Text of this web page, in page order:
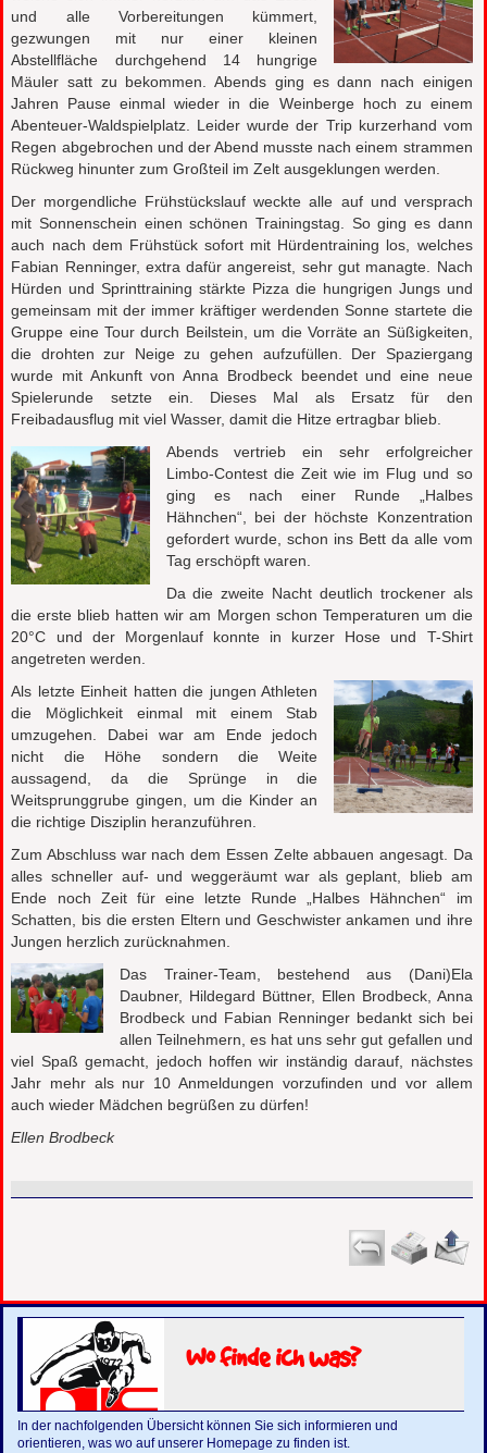
und alle Vorbereitungen kümmert,
gezwungen mit nur einer kleinen
Abstellfläche durchgehend 14 hungrige
Mäuler satt zu bekommen. Abends ging es dann nach einigen
Jahren Pause einmal wieder in die Weinberge hoch zu einem
Abenteuer-Waldspielplatz. Leider wurde der Trip kurzerhand vom
Regen abgebrochen und der Abend musste nach einem strammen
Rückweg hinunter zum Großteil im Zelt ausgeklungen werden.
Der morgendliche Frühstückslauf weckte alle auf und versprach
mit Sonnenschein einen schönen Trainingstag. So ging es dann
auch nach dem Frühstück sofort mit Hürdentraining los, welches
Fabian Renninger, extra dafür angereist, sehr gut managte. Nach
Hürden und Sprinttraining stärkte Pizza die hungrigen Jungs und
gemeinsam mit der immer kräftiger werdenden Sonne startete die
Gruppe eine Tour durch Beilstein, um die Vorräte an Süßigkeiten,
die drohten zur Neige zu gehen aufzufüllen. Der Spaziergang
wurde mit Ankunft von Anna Brodbeck beendet und eine neue
Spielerunde setzte ein. Dieses Mal als Ersatz für den
Freibadausflug mit viel Wasser, damit die Hitze ertragbar blieb.
Abends vertrieb ein sehr erfolgreicher
Limbo-Contest die Zeit wie im Flug und so
ging es nach einer Runde „Halbes
Hähnchen“, bei der höchste Konzentration
gefordert wurde, schon ins Bett da alle vom
Tag erschöpft waren.
Da die zweite Nacht deutlich trockener als
die erste blieb hatten wir am Morgen schon Temperaturen um die
20°C und der Morgenlauf konnte in kurzer Hose und T-Shirt
angetreten werden.
Als letzte Einheit hatten die jungen Athleten
die Möglichkeit einmal mit einem Stab
umzugehen. Dabei war am Ende jedoch
nicht die Höhe sondern die Weite
aussagend, da die Sprünge in die
Weitsprunggrube gingen, um die Kinder an
die richtige Disziplin heranzuführen.
Zum Abschluss war nach dem Essen Zelte abbauen angesagt. Da
alles schneller auf- und weggeräumt war als geplant, blieb am
Ende noch Zeit für eine letzte Runde „Halbes Hähnchen“ im
Schatten, bis die ersten Eltern und Geschwister ankamen und ihre
Jungen herzlich zurücknahmen.
Das Trainer-Team, bestehend aus (Dani)Ela
Daubner, Hildegard Büttner, Ellen Brodbeck, Anna
Brodbeck und Fabian Renninger bedankt sich bei
allen Teilnehmern, es hat uns sehr gut gefallen und
viel Spaß gemacht, jedoch hoffen wir inständig darauf, nächstes
Jahr mehr als nur 10 Anmeldungen vorzufinden und vor allem
auch wieder Mädchen begrüßen zu dürfen!
Ellen Brodbeck
Wo finde ich was?
In der nachfolgenden Übersicht können Sie sich informieren und
orientieren, was wo auf unserer Homepage zu finden ist.